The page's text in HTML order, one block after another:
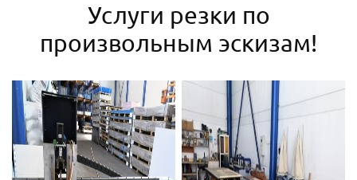
Услуги резки по
произвольным эскизам!